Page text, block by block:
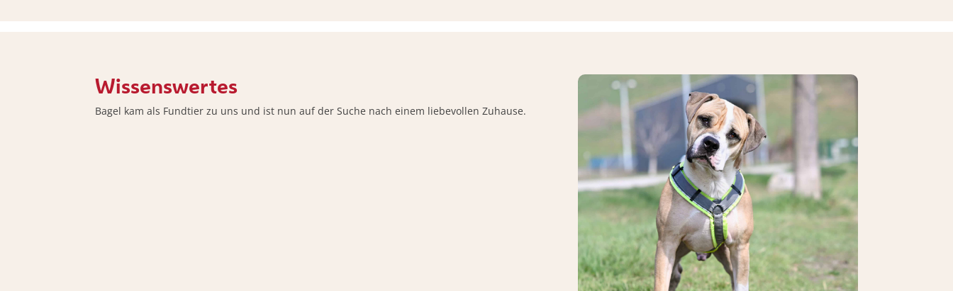
Wissenswertes
Bagel kam als Fundtier zu uns und ist nun auf der Suche nach einem liebevollen Zuhause.